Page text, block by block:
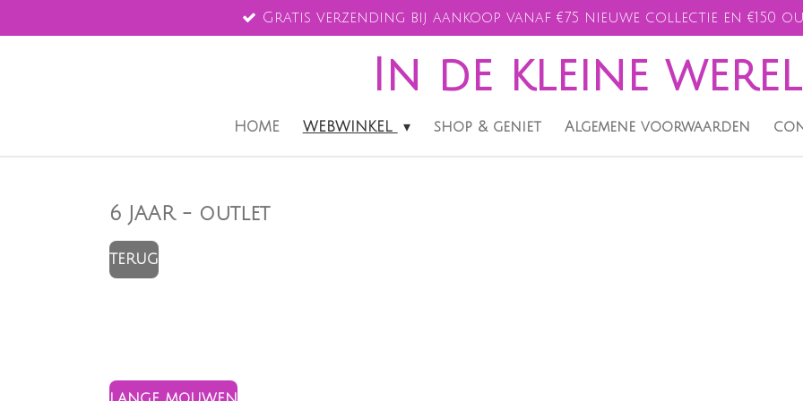
direct
Gratis verzending bij aankoop vanaf €75 nieuwe collectie en €150
In de kleine
HOME WEBWINKEL shop & geniet Algemene voorwaarden
6 JAAR - outlet
TERUG